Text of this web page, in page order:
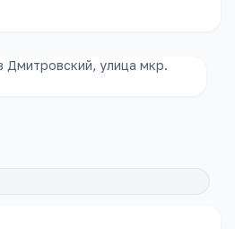
Дмитровский, улица мкр.